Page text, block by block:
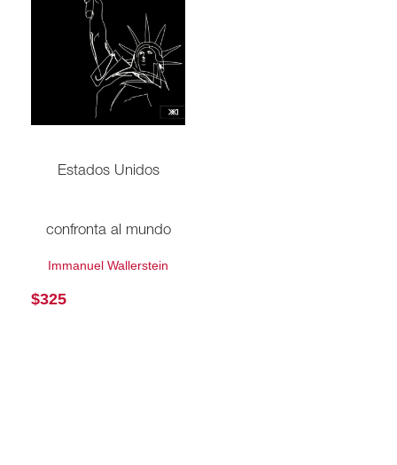
Estados Unidos
confronta al mundo
Immanuel Wallerstein
$325